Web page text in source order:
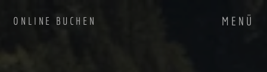
ONLINE BUCHEN MENÜ